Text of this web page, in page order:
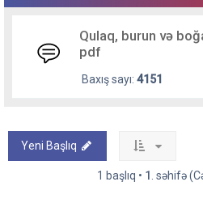
Qulaq, burun və
pdf
Baxış sayı: 4151
Yeni Başlıq
1 başlıq • 1 . səhifə